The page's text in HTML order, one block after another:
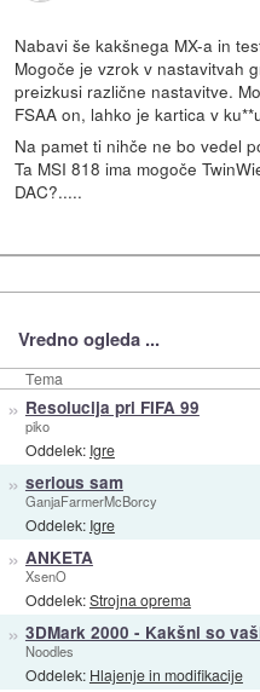
Nabavi še kakšnega MX-a in
Mogoče je vzrok v nastavitvah
preizkusi različne nastavitve.
FSAA on, lahko je kartica v
Na pamet ti nihče ne bo vedel
Ta MSI 818 ima mogoče
DAC?.....
Vredno ogleda ...
Tema
» Resolucija pri FIFA 99
piko
Oddelek: Igre
» serious sam
GanjaFarmerMcBorcy
Oddelek: Igre
» ANKETA
XsenO
Oddelek:Strojna oprema
» 3DMark 2000 - Kakšni so
Noodles
Oddelek: Hlajenje in modifikacije